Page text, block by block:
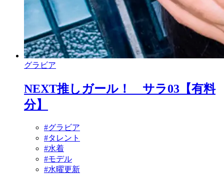
グラビア
NEXT推しガール！ サラ03【有料
分】
#グラビア
#タレント
#水着
#モデル
#水曜更新